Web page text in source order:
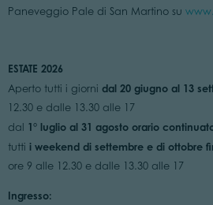
Paneveggio Pale di San Martino su
ESTATE 2026
Aperto tutti i giorni dal 20 giugno al 13
12.30 e dalle 13.30 alle 17
dal 1° luglio al 31 agosto orario
tutti i weekend di settembre e di ottobre
ore 9 alle 12.30 e dalle 13.30 alle 17
Ingresso: